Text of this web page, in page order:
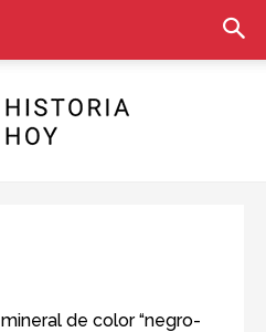
Hoy
de color “negro-